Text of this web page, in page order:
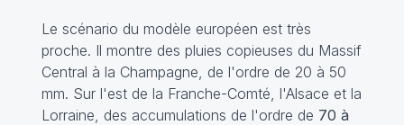
Le scénario du modèle européen est très
proche. Il montre des pluies copieuses du Massif
Central à la Champagne, de l'ordre de 20 à 50
mm. Sur l'est de la Franche-Comté, l'Alsace et la
Lorraine, des accumulations de l'ordre de 70 à